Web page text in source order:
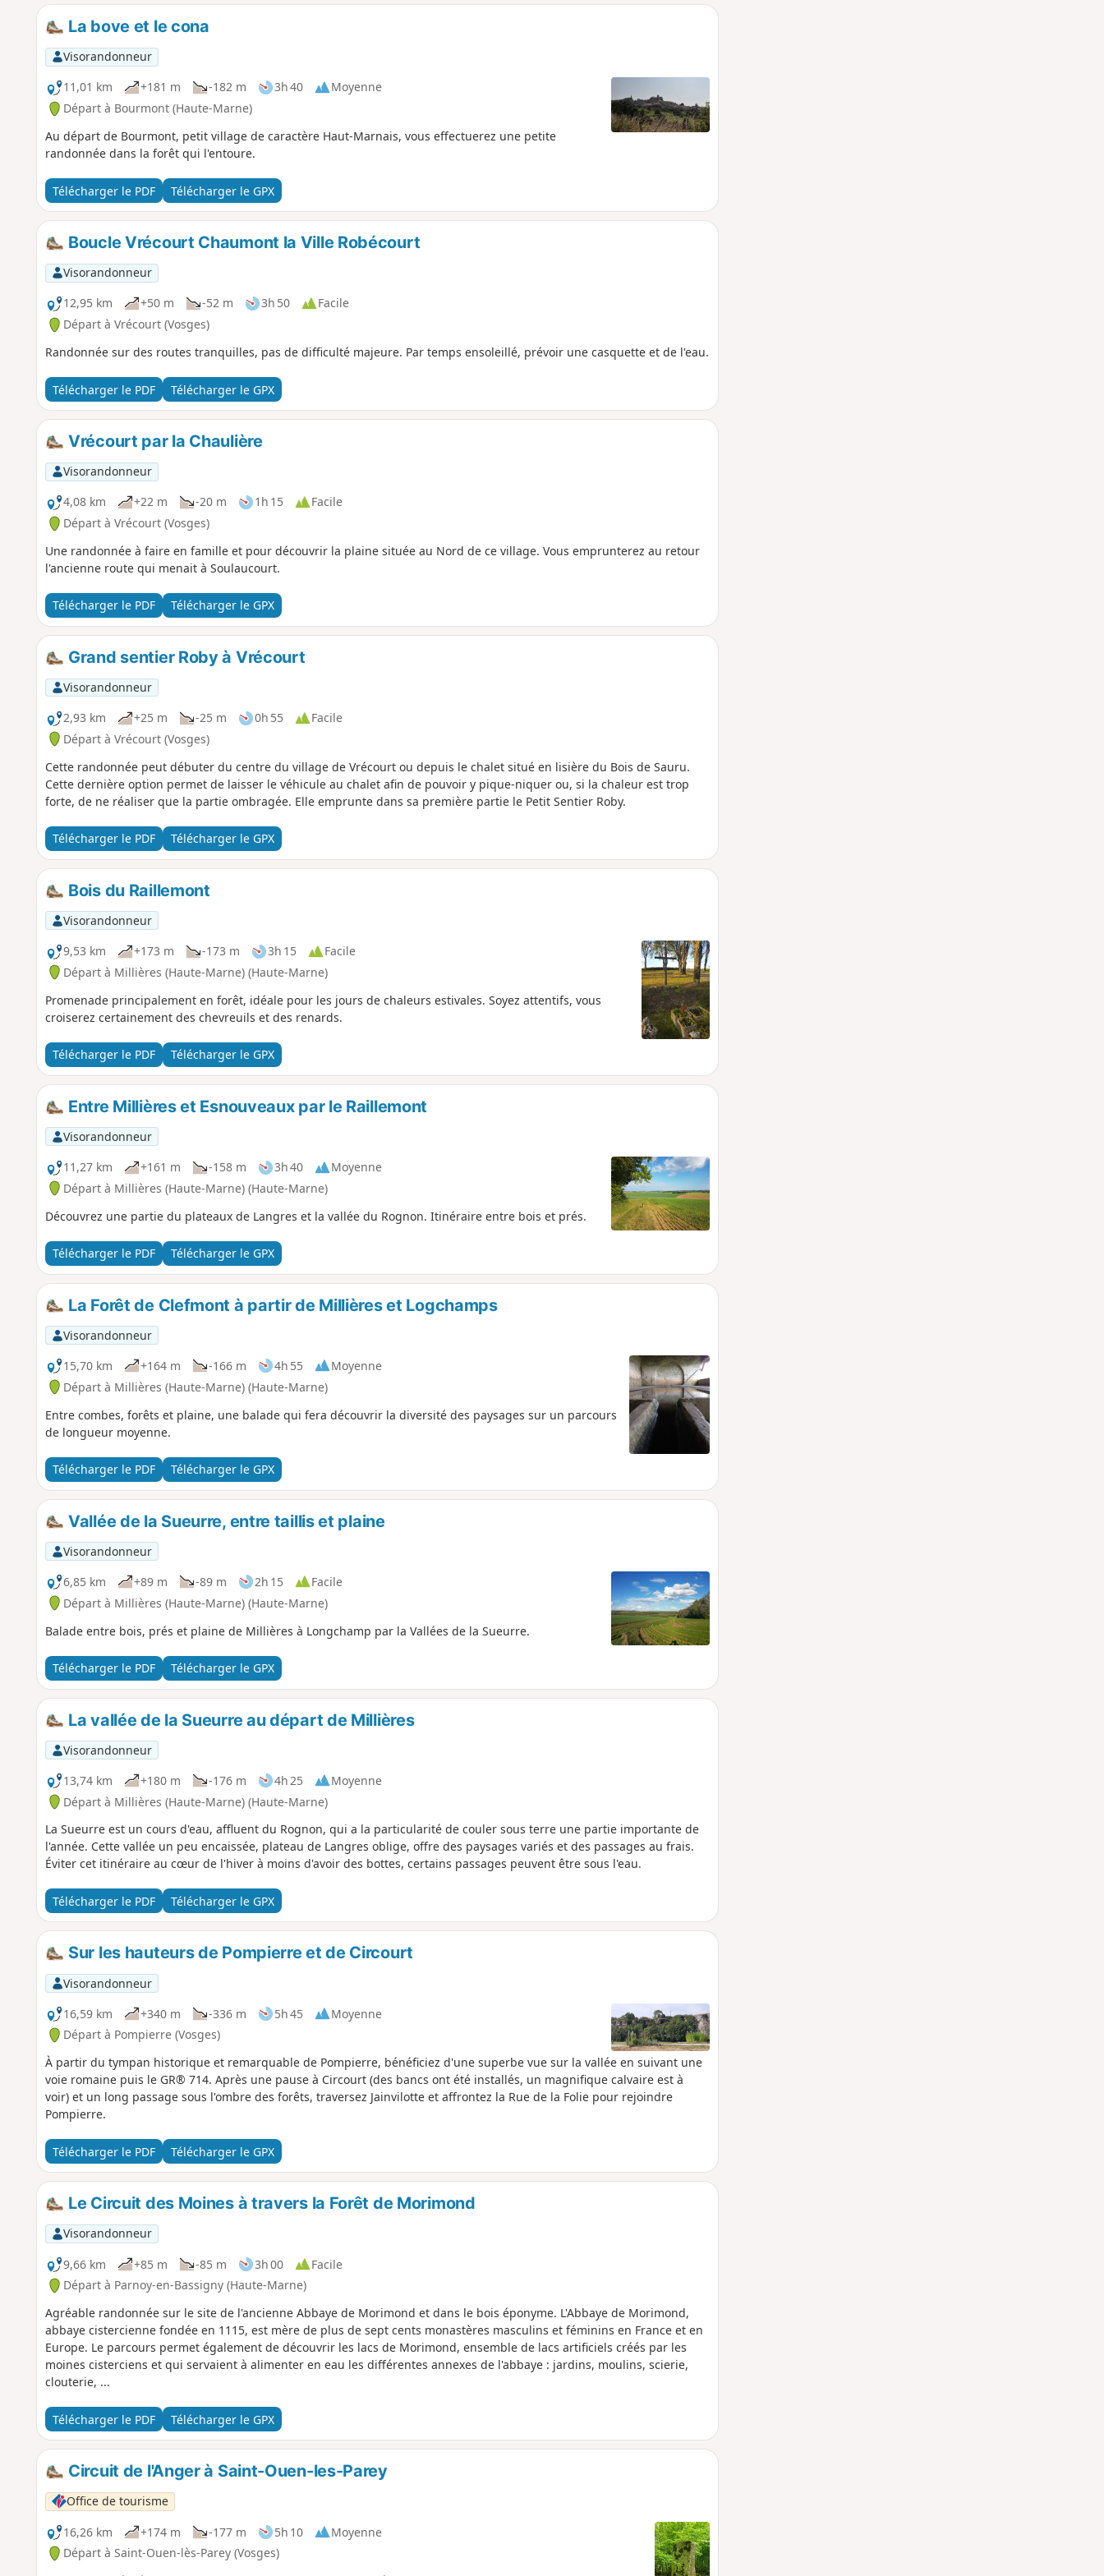
La bove et le cona
Visorandonneur
11,01 km
+181 m -182 m 3h 40
Moyenne
Départ à Bourmont (Haute-Marne)
Au départ de Bourmont, petit village de caractère Haut-Marnais, vous effectuerez une petite
randonnée dans la forêt qui l'entoure.
Télécharger le PDF Télécharger le GPX
Boucle Vrécourt Chaumont la Ville Robécourt
Visorandonneur
12,95 km
+50 m -52 m 3h 50
Facile
Départ à Vrécourt (Vosges)
Randonnée sur des routes tranquilles, pas de difficulté majeure. Par temps ensoleillé, prévoir une casquette et de l'eau.
Télécharger le PDF Télécharger le GPX
Vrécourt par la Chaulière
Visorandonneur
4,08 km
+22 m -20 m 1h 15
Facile
Départ à Vrécourt (Vosges)
Une randonnée à faire en famille et pour découvrir la plaine située au Nord de ce village. Vous emprunterez au retour
l'ancienne route qui menait à Soulaucourt.
Télécharger le PDF Télécharger le GPX
Grand sentier Roby à Vrécourt
Visorandonneur
2,93 km
+25 m -25 m 0h 55
Facile
Départ à Vrécourt (Vosges)
Cette randonnée peut débuter du centre du village de Vrécourt ou depuis le chalet situé en lisière du Bois de Sauru.
Cette dernière option permet de laisser le véhicule au chalet afin de pouvoir y pique-niquer ou, si la chaleur est trop
forte, de ne réaliser que la partie ombragée. Elle emprunte dans sa première partie le Petit Sentier Roby.
Télécharger le PDF Télécharger le GPX
Bois du Raillemont
Visorandonneur
9,53 km
+173 m -173 m 3h 15
Facile
Départ à Millières (Haute-Marne) (Haute-Marne)
Promenade principalement en forêt, idéale pour les jours de chaleurs estivales. Soyez attentifs, vous
croiserez certainement des chevreuils et des renards.
Télécharger le PDF Télécharger le GPX
Entre Millières et Esnouveaux par le Raillemont
Visorandonneur
11,27 km
+161 m -158 m 3h 40
Moyenne
Départ à Millières (Haute-Marne) (Haute-Marne)
Découvrez une partie du plateaux de Langres et la vallée du Rognon. Itinéraire entre bois et prés.
Télécharger le PDF Télécharger le GPX
La Forêt de Clefmont à partir de Millières et Logchamps
Visorandonneur
15,70 km
+164 m -166 m 4h 55
Moyenne
Départ à Millières (Haute-Marne) (Haute-Marne)
Entre combes, forêts et plaine, une balade qui fera découvrir la diversité des paysages sur un parcours
de longueur moyenne.
Télécharger le PDF Télécharger le GPX
Vallée de la Sueurre, entre taillis et plaine
Visorandonneur
6,85 km
+89 m -89 m 2h 15
Facile
Départ à Millières (Haute-Marne) (Haute-Marne)
Balade entre bois, prés et plaine de Millières à Longchamp par la Vallées de la Sueurre.
Télécharger le PDF Télécharger le GPX
La vallée de la Sueurre au départ de Millières
Visorandonneur
13,74 km
+180 m -176 m 4h 25
Moyenne
Départ à Millières (Haute-Marne) (Haute-Marne)
La Sueurre est un cours d'eau, affluent du Rognon, qui a la particularité de couler sous terre une partie importante de
l'année. Cette vallée un peu encaissée, plateau de Langres oblige, offre des paysages variés et des passages au frais.
Éviter cet itinéraire au cœur de l'hiver à moins d'avoir des bottes, certains passages peuvent être sous l'eau.
Télécharger le PDF Télécharger le GPX
Sur les hauteurs de Pompierre et de Circourt
Visorandonneur
16,59 km
+340 m -336 m 5h 45
Moyenne
Départ à Pompierre (Vosges)
À partir du tympan historique et remarquable de Pompierre, bénéficiez d'une superbe vue sur la vallée en suivant une
voie romaine puis le GR® 714. Après une pause à Circourt (des bancs ont été installés, un magnifique calvaire est à
voir) et un long passage sous l'ombre des forêts, traversez Jainvilotte et affrontez la Rue de la Folie pour rejoindre
Pompierre.
Télécharger le PDF Télécharger le GPX
Le Circuit des Moines à travers la Forêt de Morimond
Visorandonneur
9,66 km
+85 m -85 m 3h 00
Facile
Départ à Parnoy-en-Bassigny (Haute-Marne)
Agréable randonnée sur le site de l'ancienne Abbaye de Morimond et dans le bois éponyme. L'Abbaye de Morimond,
abbaye cistercienne fondée en 1115, est mère de plus de sept cents monastères masculins et féminins en France et en
Europe. Le parcours permet également de découvrir les lacs de Morimond, ensemble de lacs artificiels créés par les
moines cisterciens et qui servaient à alimenter en eau les différentes annexes de l'abbaye : jardins, moulins, scierie,
clouterie, ...
Télécharger le PDF Télécharger le GPX
Circuit de l'Anger à Saint-Ouen-les-Parey
Office de tourisme
16,26 km
+174 m -177 m 5h 10
Moyenne
Départ à Saint-Ouen-lès-Parey (Vosges)